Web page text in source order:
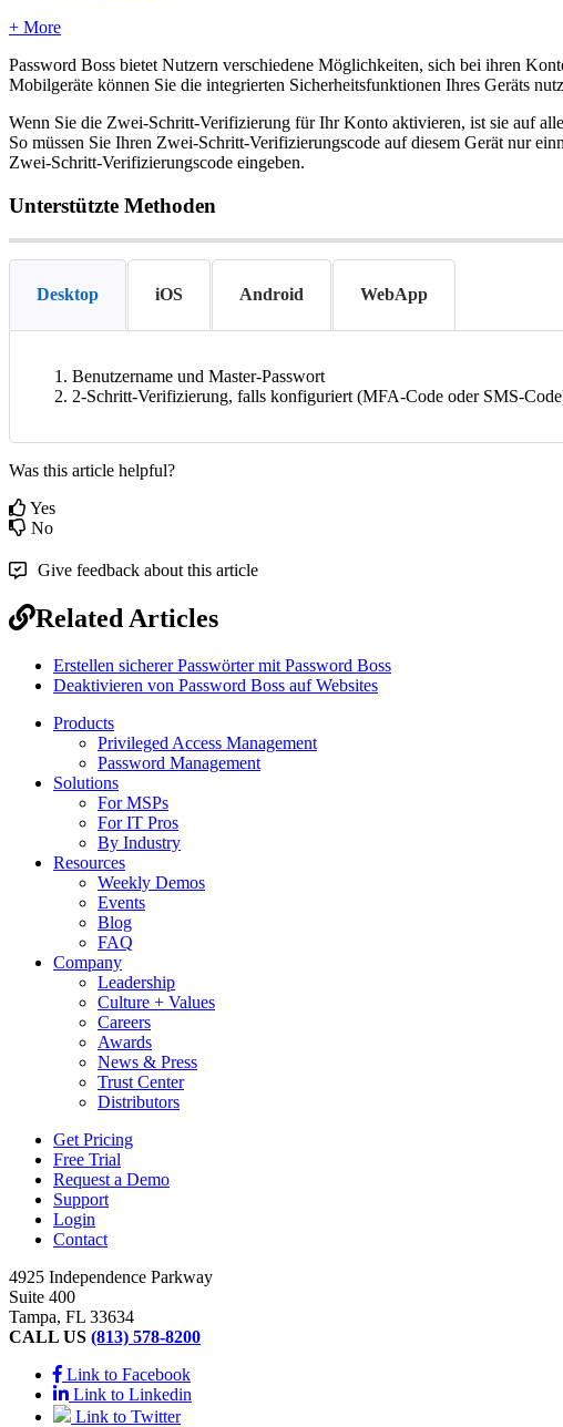
+ More
Password Boss bietet Nutzern verschiedene Möglichkeiten, sich bei ihren
Mobilgeräte können Sie die integrierten Sicherheitsfunktionen Ihres Geräts
Wenn Sie die Zwei-Schritt-Verifizierung für Ihr Konto aktivieren, ist sie auf
So müssen Sie Ihren Zwei-Schritt-Verifizierungscode auf diesem Gerät nur
Zwei-Schritt-Verifizierungscode eingeben.
Unterstützte Methoden
Desktop iOS Android WebApp
Benutzername und Master-Passwort
2-Schritt-Verifizierung, falls konfiguriert (MFA-Code oder SMS-Code
Was this article helpful?
Yes
No
Give feedback about this article
Related Articles
Erstellen sicherer Passwörter mit Password Boss
Deaktivieren von Password Boss auf Websites
Products
Privileged Access Management
Password Management
Solutions
For MSPs
For IT Pros
By Industry
Resources
Weekly Demos
Events
Blog
FAQ
Company
Leadership
Culture + Values
Careers
Awards
News & Press
Trust Center
Distributors
Get Pricing
Free Trial
Request a Demo
Support
Login
Contact
4925 Independence Parkway
Suite 400
Tampa, FL 33634
CALL US (813) 578-8200
Link to Facebook
Link to Linkedin
Link to Twitter